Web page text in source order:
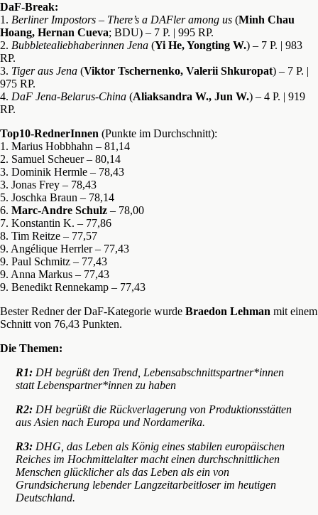
DaF-Break:
1. Berliner Impostors – There’s a DAFler among us (Minh Chau
Hoang, Hernan Cueva; BDU) – 7 P. | 995 RP.
2. Bubbletealiebhaberinnen Jena (Yi He, Yongting W.) – 7 P. | 983
RP.
3. Tiger aus Jena (Viktor Tschernenko, Valerii Shkuropat) – 7 P. |
975 RP.
4. DaF Jena-Belarus-China (Aliaksandra W., Jun W.) – 4 P. | 919
RP.
Top10-RednerInnen (Punkte im Durchschnitt):
1. Marius Hobbhahn – 81,14
2. Samuel Scheuer – 80,14
3. Dominik Hermle – 78,43
3. Jonas Frey – 78,43
5. Joschka Braun – 78,14
6. Marc-Andre Schulz – 78,00
7. Konstantin K. – 77,86
8. Tim Reitze – 77,57
9. Angélique Herrler – 77,43
9. Paul Schmitz – 77,43
9. Anna Markus – 77,43
9. Benedikt Rennekamp – 77,43
Bester Redner der DaF-Kategorie wurde Braedon Lehman mit einem
Schnitt von 76,43 Punkten.
Die Themen:
R1: DH begrüßt den Trend, Lebensabschnittspartner*innen
statt Lebenspartner*innen zu haben
R2: DH begrüßt die Rückverlagerung von Produktionsstätten
aus Asien nach Europa und Nordamerika.
R3: DHG, das Leben als König eines stabilen europäischen
Reiches im Hochmittelalter macht einen durchschnittlichen
Menschen glücklicher als das Leben als ein von
Grundsicherung lebender Langzeitarbeitloser im heutigen
Deutschland.